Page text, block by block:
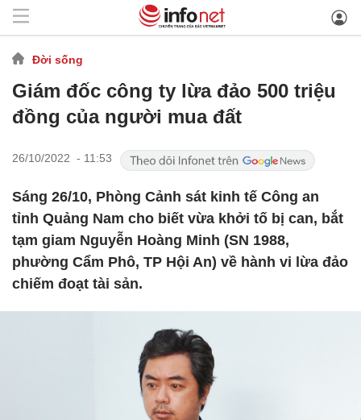
Đời sống
Giám đốc công ty lừa đảo 500 triệu
đồng của người mua đất
26/10/2022 - 11:53
Sáng 26/10, Phòng Cảnh sát kinh tế Công an
tỉnh Quảng Nam cho biết vừa khởi tố bị can, bắt
tạm giam Nguyễn Hoàng Minh (SN 1988,
phường Cẩm Phô, TP Hội An) về hành vi lừa đảo
chiếm đoạt tài sản.